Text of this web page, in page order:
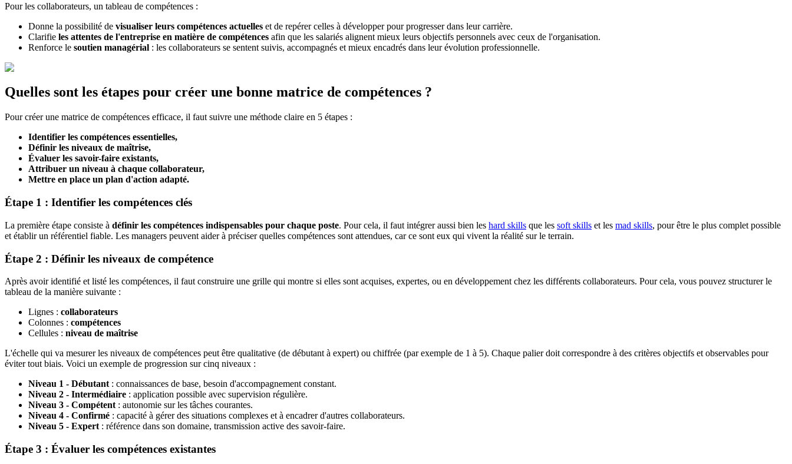
Pour les collaborateurs, un tableau de compétences :
Donne la possibilité de visualiser leurs compétences actuelles et de repérer celles à développer pour progresser dans leur carrière.
Clarifie les attentes de l'entreprise en matière de compétences afin que les salariés alignent mieux leurs objectifs personnels avec ceux de l'organisation.
Renforce le soutien managérial : les collaborateurs se sentent suivis, accompagnés et mieux encadrés dans leur évolution professionnelle.
Quelles sont les étapes pour créer une bonne matrice de compétences ?
Pour créer une matrice de compétences efficace, il faut suivre une méthode claire en 5 étapes :
Identifier les compétences essentielles,
Définir les niveaux de maîtrise,
Évaluer les savoir-faire existants,
Attribuer un niveau à chaque collaborateur,
Mettre en place un plan d'action adapté.
Étape 1 : Identifier les compétences clés
La première étape consiste à définir les compétences indispensables pour chaque poste. Pour cela, il faut intégrer aussi bien les hard skills que les soft skills et les mad skills, pour être le plus complet possible
et établir un référentiel fiable. Les managers peuvent aider à préciser quelles compétences sont attendues, car ce sont eux qui vivent la réalité sur le terrain.
Étape 2 : Définir les niveaux de compétence
Après avoir identifié et listé les compétences, il faut construire une grille qui montre si elles sont acquises, expertes, ou en développement chez les différents collaborateurs. Pour cela, vous pouvez structurer le
tableau de la manière suivante :
Lignes : collaborateurs
Colonnes : compétences
Cellules : niveau de maîtrise
L'échelle qui va mesurer les niveaux de compétences peut être qualitative (de débutant à expert) ou chiffrée (par exemple de 1 à 5). Chaque palier doit correspondre à des critères objectifs et observables pour
éviter tout biais. Voici un exemple de progression sur cinq niveaux :
Niveau 1 - Débutant : connaissances de base, besoin d'accompagnement constant.
Niveau 2 - Intermédiaire : application possible avec supervision régulière.
Niveau 3 - Compétent : autonomie sur les tâches courantes.
Niveau 4 - Confirmé : capacité à gérer des situations complexes et à encadrer d'autres collaborateurs.
Niveau 5 - Expert : référence dans son domaine, transmission active des savoir-faire.
Étape 3 : Évaluer les compétences existantes